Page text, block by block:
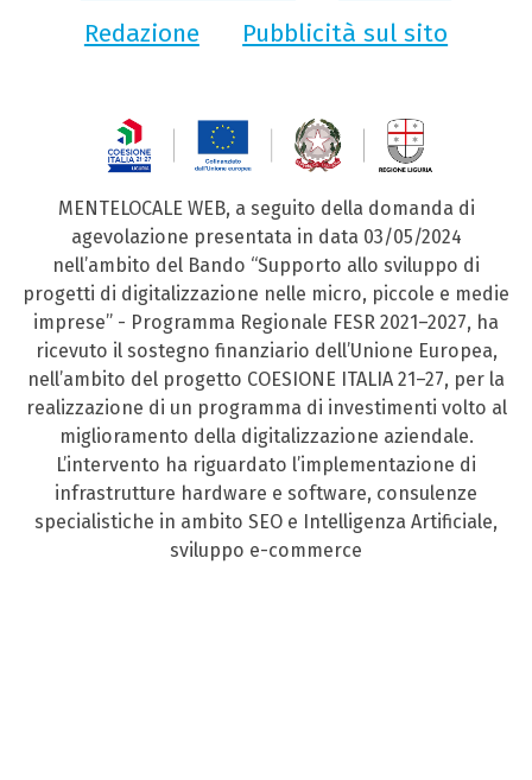
Redazione
Pubblicità sul sito
MENTELOCALE WEB, a seguito della domanda di
agevolazione presentata in data 03/05/2024
nell’ambito del Bando “Supporto allo sviluppo di
progetti di digitalizzazione nelle micro, piccole e medie
imprese” - Programma Regionale FESR 2021–2027, ha
ricevuto il sostegno finanziario dell’Unione Europea,
nell’ambito del progetto COESIONE ITALIA 21–27, per la
realizzazione di un programma di investimenti volto al
miglioramento della digitalizzazione aziendale.
L’intervento ha riguardato l’implementazione di
infrastrutture hardware e software, consulenze
specialistiche in ambito SEO e Intelligenza Artificiale,
sviluppo e-commerce